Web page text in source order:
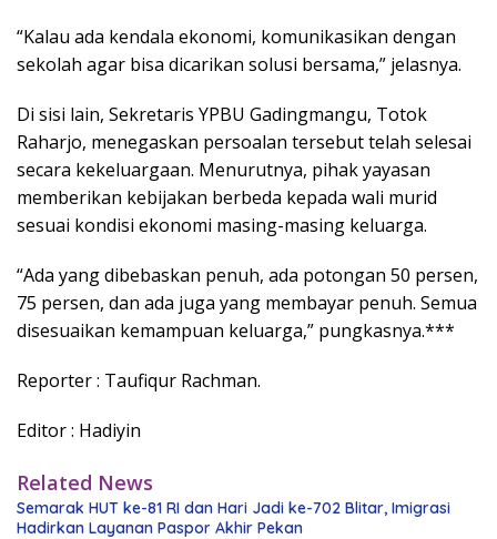
“Kalau ada kendala ekonomi, komunikasikan dengan
sekolah agar bisa dicarikan solusi bersama,” jelasnya.
Di sisi lain, Sekretaris YPBU Gadingmangu, Totok
Raharjo, menegaskan persoalan tersebut telah selesai
secara kekeluargaan. Menurutnya, pihak yayasan
memberikan kebijakan berbeda kepada wali murid
sesuai kondisi ekonomi masing-masing keluarga.
“Ada yang dibebaskan penuh, ada potongan 50 persen,
75 persen, dan ada juga yang membayar penuh. Semua
disesuaikan kemampuan keluarga,” pungkasnya.***
Reporter : Taufiqur Rachman.
Editor : Hadiyin
Related News
Semarak HUT ke-81 RI dan Hari Jadi ke-702 Blitar, Imigrasi
Hadirkan Layanan Paspor Akhir Pekan